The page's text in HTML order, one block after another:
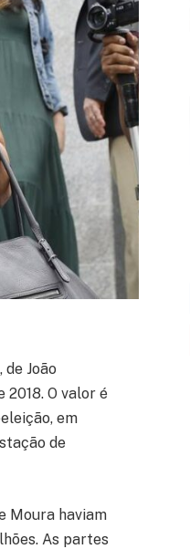
João
O valor é
em
de
Moura haviam
As partes